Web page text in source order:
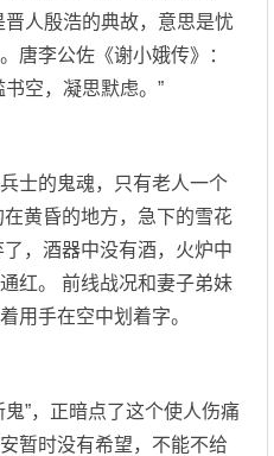
晋人殷浩的典故，意思是忧
唐李公佐《谢小娥传》：
空，凝思默虑。”
士的鬼魂，只有老人一个
黄昏的地方，急下的雪花
，酒器中没有酒，火炉中
红。 前线战况和妻子弟妹
用手在空中划着字。
”，正暗点了这个使人伤痛
暂时没有希望，不能不给